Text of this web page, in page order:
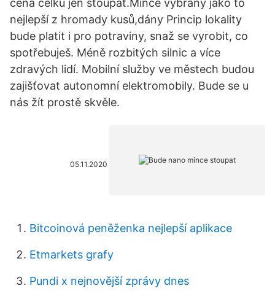
cena celku jen stoupat.Mince vybrány jako to
nejlepší z hromady kusů,dány Princip lokality
bude platit i pro potraviny, snaž se vyrobit, co
spotřebuješ. Méně rozbitých silnic a více
zdravých lidí. Mobilní služby ve městech budou
zajišťovat autonomní elektromobily. Bude se u
nás žít prostě skvěle.
05.11.2020
Bitcoinová peněženka nejlepší aplikace
Etmarkets grafy
Pundi x nejnovější zprávy dnes